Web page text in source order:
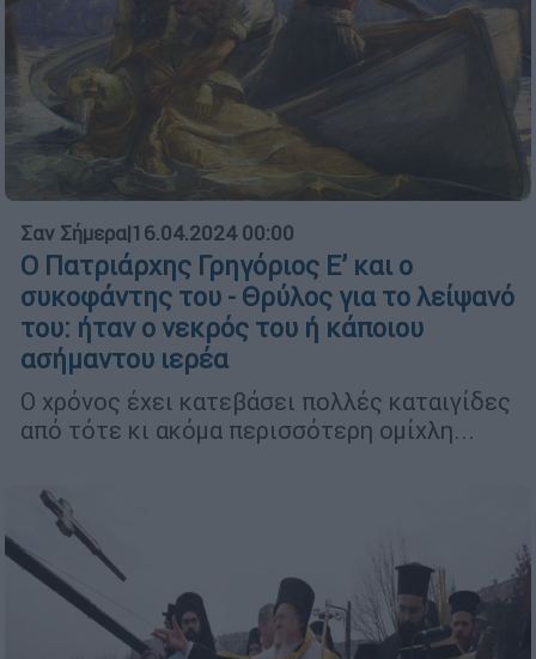
Σαν Σήμερα|16.04.2024 00:00
Ο Πατριάρχης Γρηγόριος Ε’ και ο
συκοφάντης του - Θρύλος για το λείψανό
του: ήταν ο νεκρός του ή κάποιου
ασήμαντου ιερέα
Ο χρόνος έχει κατεβάσει πολλές καταιγίδες
από τότε κι ακόμα περισσότερη ομίχλη...